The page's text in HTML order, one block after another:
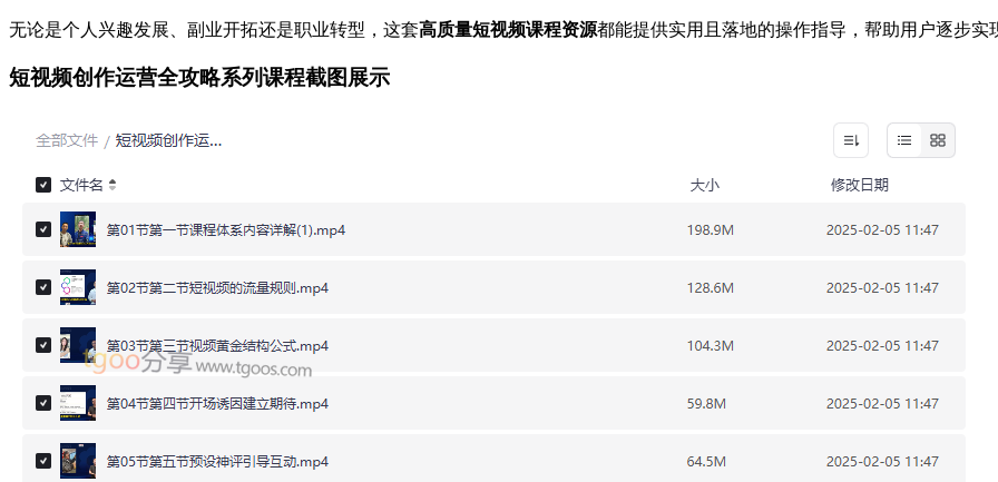
无论是个人兴趣发展、副业开拓还是职业转型，这套高质量短视频课程资源都能提供实用且落地的操作指导，帮助用户逐步实
短视频创作运营全攻略系列课程截图展示